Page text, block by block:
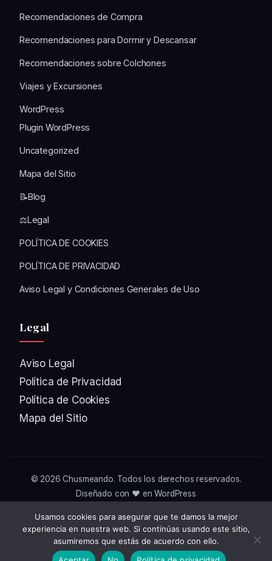
Recomendaciones de Compra
Recomendaciones para Dormir y Descansar
Recomendaciones sobre Colchones
Viajes y Excursiones
WordPress
Plugin WordPress
Uncategorized
Mapa del Sitio
📝Blog
⚖️Legal
POLÍTICA DE COOKIES
POLÍTICA DE PRIVACIDAD
Aviso Legal y Condiciones Generales de Uso
Legal
Aviso Legal
Política de Privacidad
Política de Cookies
Mapa del Sitio
© 2026Chusmeando. Todos los derechos reservados.
Diseñado con ❤️ en WordPress
Usamos cookies para asegurar que te damos la mejor
experiencia en nuestra web. Si continúas usando este sitio,
asumiremos que estás de acuerdo con ello.